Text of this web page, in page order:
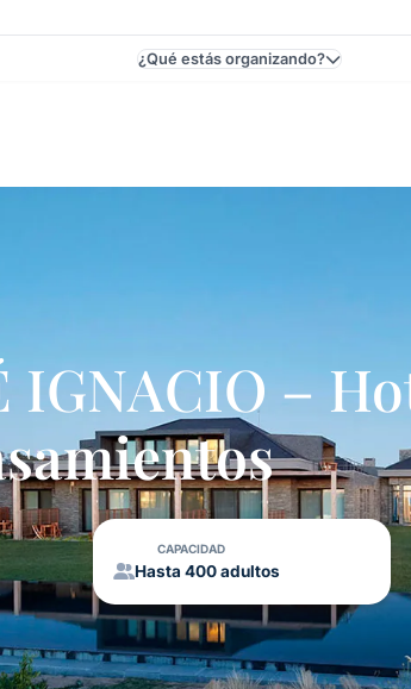
¿Qué estás organizando?
IGNACIO –
CAPACIDAD
Hasta 400 adultos